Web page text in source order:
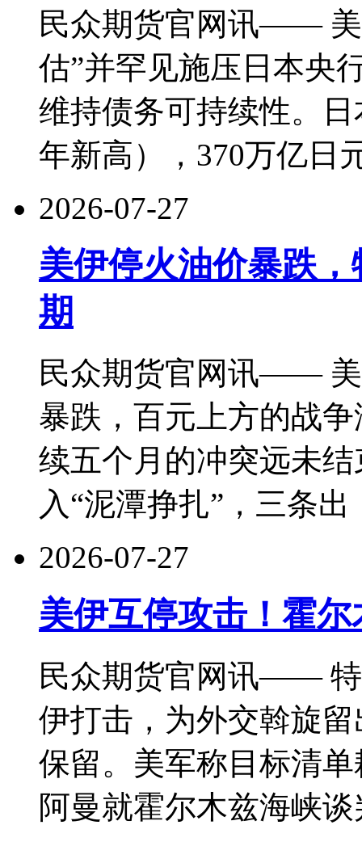
民众期货官网讯—— 美
估”并罕见施压日本央
维持债务可持续性。
年新高），370万亿日
2026-07-27
美伊停火油价暴跌
期
民众期货官网讯——
暴跌，百元上方的战
续五个月的冲突远未
入“泥潭挣扎”，三条出
2026-07-27
美伊互停攻击！霍
民众期货官网讯—— 特
伊打击，为外交斡旋
保留。美军称目标清
阿曼就霍尔木兹海峡